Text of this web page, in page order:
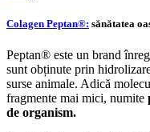
Colagen Peptan®: sănătatea
Peptan® este un brand
sunt obținute prin
surse animale. Adică
fragmente mai mici, numite
de organism.